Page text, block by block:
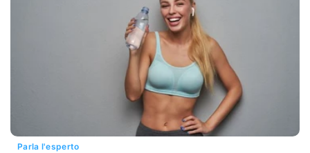
Parla l'esperto